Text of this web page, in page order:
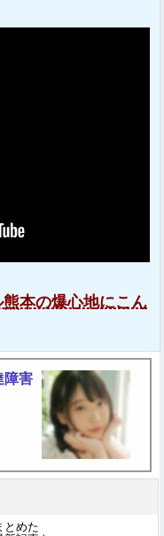
熊本の爆心地にこん
障害
とめた